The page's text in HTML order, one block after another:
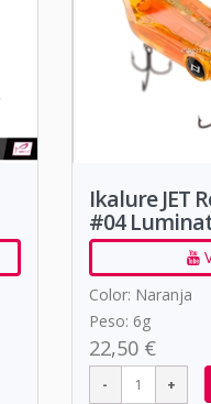
Ikalure JET
#04
Color: Naranja
Peso: 6g
22,50 €